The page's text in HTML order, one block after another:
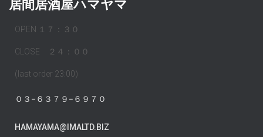
居間居酒屋ハマヤマ
OPEN １７：３０
CLOSE ２４：００
(last order 23:00)
０３−６３７９−６９７０
HAMAYAMA@IMALTD.BIZ